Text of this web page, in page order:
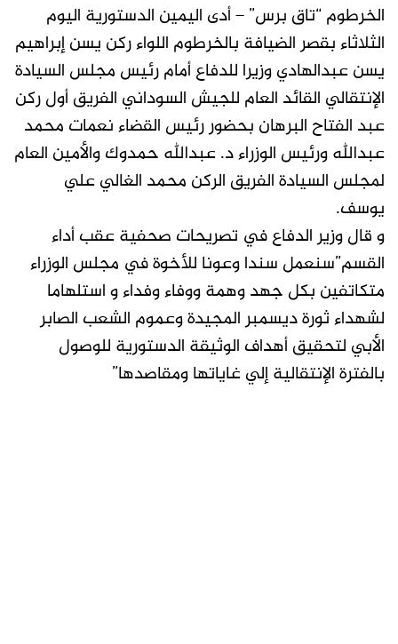
الخرطوم “تاق برس” – أدى اليمين الدستورية اليوم
الثلاثاء بقصر الضيافة بالخرطوم اللواء ركن يسن إبراهيم
يسن عبدالهادي وزيرا للدفاع أمام رئيس مجلس السيادة
الإنتقالي القائد العام للجيش السوداني الفريق أول ركن
عبد الفتاح البرهان بحضور رئيس القضاء نعمات محمد
عبدالله ورئيس الوزراء د. عبدالله حمدوك والأمين العام
لمجلس السيادة الفريق الركن محمد الغالي علي
يوسف.
و قال وزير الدفاع في تصريحات صحفية عقب أداء
القسم”سنعمل سندا وعونا للأخوة في مجلس الوزراء
متكاتفين بكل جهد وهمة ووفاء وفداء و استلهاما
لشهداء ثورة ديسمبر المجيدة وعموم الشعب الصابر
الأبي لتحقيق أهداف الوثيقة الدستورية للوصول
بالفترة الإنتقالية إلي غاياتها ومقاصدها”